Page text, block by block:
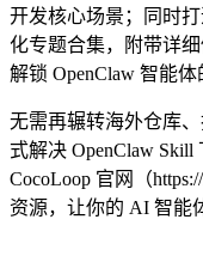
开发核心场景；同时
化专题合集，附带详
解锁 OpenClaw 智能体
无需再辗转海外仓库
式解决 OpenClaw
CocoLoop 官网（
资源，让你的 AI 智能